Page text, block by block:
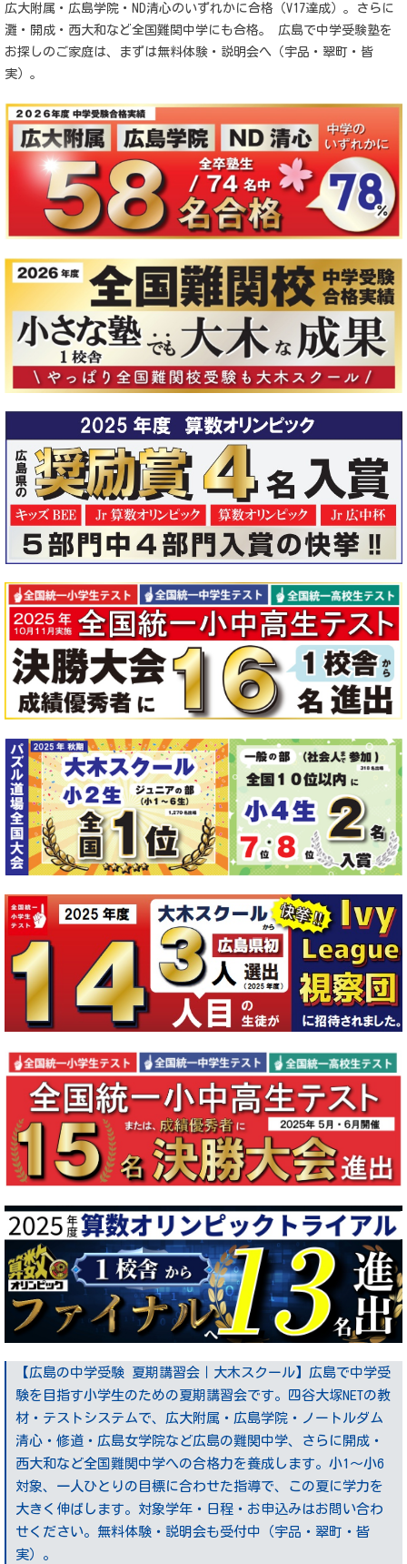
広大附属・広島学院・ND清心のいずれかに合格（V17達成）。さらに
灘・開成・西大和など全国難関中学にも合格。 広島で中学受験塾を
お探しのご家庭は、まずは無料体験・説明会へ（宇品・翠町・皆
実）。
【広島の中学受験 夏期講習会｜大木スクール】広島で中学受
験を目指す小学生のための夏期講習会です。四谷大塚NETの教
材・テストシステムで、広大附属・広島学院・ノートルダム
清心・修道・広島女学院など広島の難関中学、さらに開成・
西大和など全国難関中学への合格力を養成します。小1〜小6
対象、一人ひとりの目標に合わせた指導で、この夏に学力を
大きく伸ばします。対象学年・日程・お申込みはお問い合わ
せください。無料体験・説明会も受付中（宇品・翠町・皆
実）。